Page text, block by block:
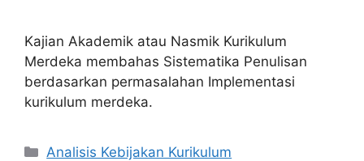
Kajian Akademik atau Nasmik Kurikulum
Merdeka membahas Sistematika Penulisan
berdasarkan permasalahan Implementasi
kurikulum merdeka.
Kategori
Analisis Kebijakan Kurikulum